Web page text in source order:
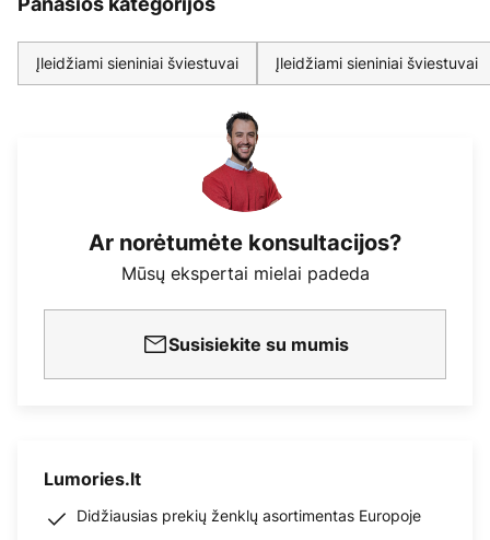
Įleidžiami sieniniai šviestuvai Įleidžiami sieniniai šviestuvai
Ar norėtumėte konsultacijos?
Mūsų ekspertai mielai padeda
Susisiekite su mumis
Lumories.lt
Didžiausias prekių ženklų asortimentas Europoje